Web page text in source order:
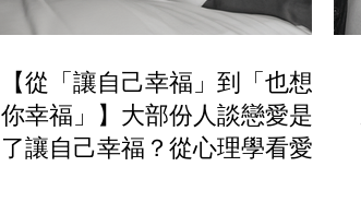
【從「讓自己幸福」到「也想讓
你幸福」】大部份人談戀愛是為
了讓自己幸福？從心理學看愛情